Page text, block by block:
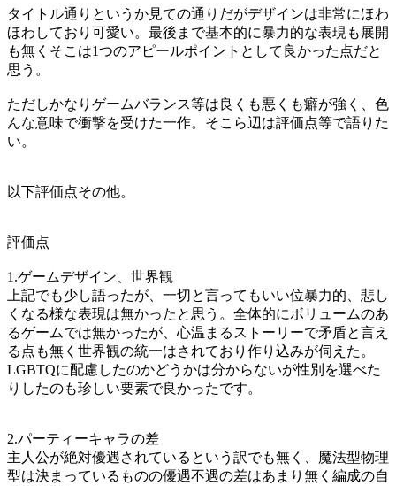
タイトル通りというか見ての通りだがデザインは非常にほわ
ほわしており可愛い。最後まで基本的に暴力的な表現も展開
も無くそこは1つのアピールポイントとして良かった点だと
思う。
ただしかなりゲームバランス等は良くも悪くも癖が強く、色
んな意味で衝撃を受けた一作。そこら辺は評価点等で語りた
い。
以下評価点その他。
評価点
1.ゲームデザイン、世界観
上記でも少し語ったが、一切と言ってもいい位暴力的、悲し
くなる様な表現は無かったと思う。全体的にボリュームのあ
るゲームでは無かったが、心温まるストーリーで矛盾と言え
る点も無く世界観の統一はされており作り込みが伺えた。
LGBTQに配慮したのかどうかは分からないが性別を選べた
りしたのも珍しい要素で良かったです。
2.パーティーキャラの差
主人公が絶対優遇されているという訳でも無く、魔法型物理
型は決まっているものの優遇不遇の差はあまり無く編成の自